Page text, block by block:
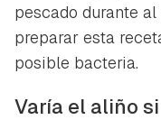
pescado durante
preparar esta
posible bacteria.
Varía el aliño